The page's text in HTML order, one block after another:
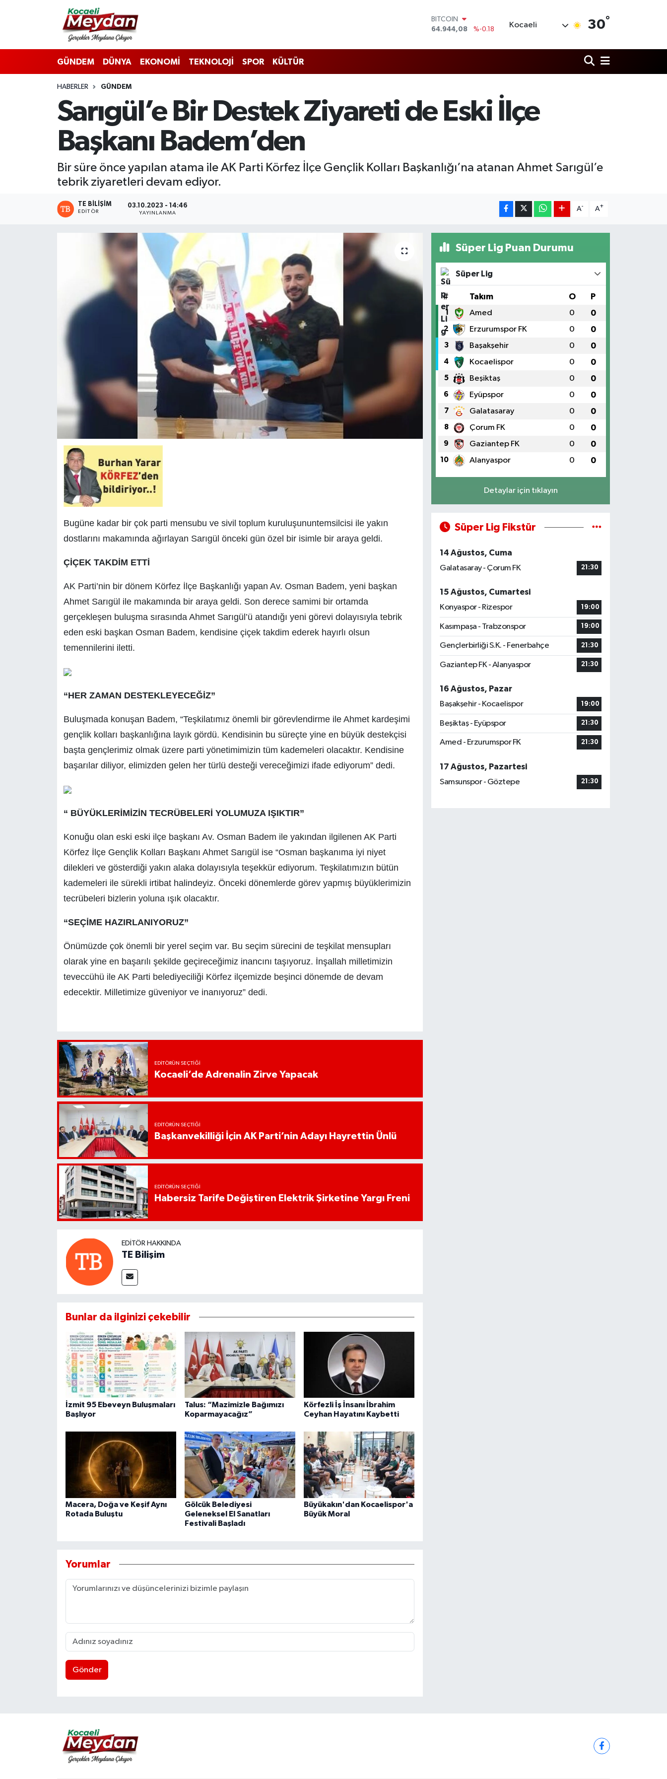
BITCOIN
64.944,08
%-0.18
STERLİN
6660.55
%0.03
BİST100
Kocaeli 30°
GÜNDEM DÜNYA EKONOMİ TEKNOLOJİ SPOR KÜLTÜR
HABERLER GÜNDEM
Sarıgül’e Bir Destek Ziyareti de Eski İlçe
Başkanı Badem’den
Bir süre önce yapılan atama ile AK Parti Körfez İlçe Gençlik Kolları Başkanlığı’na atanan Ahmet Sarıgül’e
tebrik ziyaretleri devam ediyor.
TE BILIŞIM
EDITÖR
03.10.2023 - 14:46
YAYINLANMA
A- A+
Bugüne kadar bir çok parti mensubu ve sivil toplum kuruluşununtemsilcisi ile yakın
dostlarını makamında ağırlayan Sarıgül önceki gün özel bir isimle bir araya geldi.
ÇİÇEK TAKDİM ETTİ
AK Parti’nin bir dönem Körfez İlçe Başkanlığı yapan Av. Osman Badem, yeni başkan
Ahmet Sarıgül ile makamında bir araya geldi. Son derece samimi bir ortamda
gerçekleşen buluşma sırasında Ahmet Sarıgül’ü atandığı yeni görevi dolayısıyla tebrik
eden eski başkan Osman Badem, kendisine çiçek takdim ederek hayırlı olsun
temennilerini iletti.
“HER ZAMAN DESTEKLEYECEĞİZ”
Buluşmada konuşan Badem, “Teşkilatımız önemli bir görevlendirme ile Ahmet kardeşimi
gençlik kolları başkanlığına layık gördü. Kendisinin bu süreçte yine en büyük destekçisi
başta gençlerimiz olmak üzere parti yönetimimizin tüm kademeleri olacaktır. Kendisine
başarılar diliyor, elimizden gelen her türlü desteği vereceğimizi ifade ediyorum” dedi.
“ BÜYÜKLERİMİZİN TECRÜBELERİ YOLUMUZA IŞIKTIR”
Konuğu olan eski eski ilçe başkanı Av. Osman Badem ile yakından ilgilenen AK Parti
Körfez İlçe Gençlik Kolları Başkanı Ahmet Sarıgül ise “Osman başkanıma iyi niyet
dilekleri ve gösterdiği yakın alaka dolayısıyla teşekkür ediyorum. Teşkilatımızın bütün
kademeleri ile sürekli irtibat halindeyiz. Önceki dönemlerde görev yapmış büyüklerimizin
tecrübeleri bizlerin yoluna ışık olacaktır.
“SEÇİME HAZIRLANIYORUZ”
Önümüzde çok önemli bir yerel seçim var. Bu seçim sürecini de teşkilat mensupları
olarak yine en başarılı şekilde geçireceğimiz inancını taşıyoruz. İnşallah milletimizin
teveccühü ile AK Parti belediyeciliği Körfez ilçemizde beşinci dönemde de devam
edecektir. Milletimize güveniyor ve inanıyoruz” dedi.
EDITÖRÜN SEÇTIĞI
Kocaeli’de Adrenalin Zirve Yapacak
EDITÖRÜN SEÇTIĞI
Başkanvekilliği İçin AK Parti’nin Adayı Hayrettin Ünlü
EDITÖRÜN SEÇTIĞI
Habersiz Tarife Değiştiren Elektrik Şirketine Yargı Freni
EDITÖR HAKKINDA
TE Bilişim
Bunlar da ilginizi çekebilir
İzmit 95 Ebeveyn Buluşmaları
Başlıyor
Talus: “Mazimizle Bağımızı
Koparmayacağız”
Körfezli İş İnsanı İbrahim
Ceyhan Hayatını Kaybetti
Macera, Doğa ve Keşif Aynı
Rotada Buluştu
Gölcük Belediyesi
Geleneksel El Sanatları
Festivali Başladı
Büyükakın'dan Kocaelispor'a
Büyük Moral
Yorumlar
Gönder
Süper Lig Puan Durumu
Süper Lig
# Takım O P
1 Amed 0 0
2 Erzurumspor FK 0 0
3 Başakşehir 0 0
4 Kocaelispor 0 0
5 Beşiktaş 0 0
6 Eyüpspor 0 0
7 Galatasaray 0 0
8 Çorum FK 0 0
9 Gaziantep FK 0 0
10 Alanyaspor 0 0
Detaylar için tıklayın
Süper Lig Fikstür
14 Ağustos, Cuma
Galatasaray - Çorum FK
21:30
15 Ağustos, Cumartesi
Konyaspor - Rizespor
19:00
Kasımpaşa - Trabzonspor 19:00
Gençlerbirliği S.K. - Fenerbahçe 21:30
Gaziantep FK - Alanyaspor 21:30
16 Ağustos, Pazar
Başakşehir - Kocaelispor
19:00
Beşiktaş - Eyüpspor 21:30
Amed - Erzurumspor FK 21:30
17 Ağustos, Pazartesi
Samsunspor - Göztepe
21:30
Nöbetçi Eczaneler
Hava Durumu
Trafik Durumu
Süper Lig Puan Durumu ve Fikstür
Tüm Manşetler
Son Dakika Haberleri